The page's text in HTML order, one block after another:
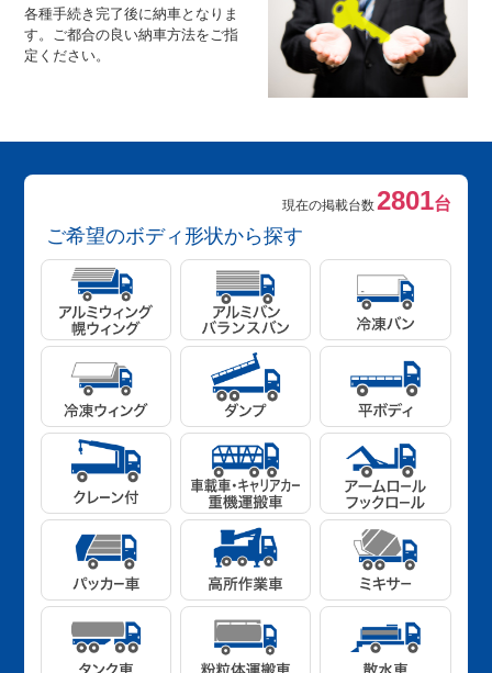
各種手続き完了後に納車となりま
す。ご都合の良い納車方法をご指
定ください。
現在の掲載台数2801台
ご希望のボディ形状から探す